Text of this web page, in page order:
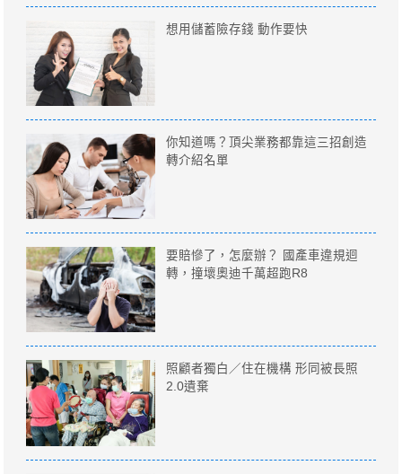
想用儲蓄險存錢 動作要快
你知道嗎？頂尖業務都靠這三招創造
轉介紹名單
要賠慘了，怎麼辦？ 國產車違規迴
轉，撞壞奧迪千萬超跑R8
照顧者獨白／住在機構 形同被長照
2.0遺棄